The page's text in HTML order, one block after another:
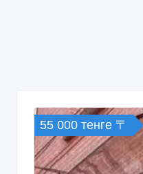
55 000 тенге 〒